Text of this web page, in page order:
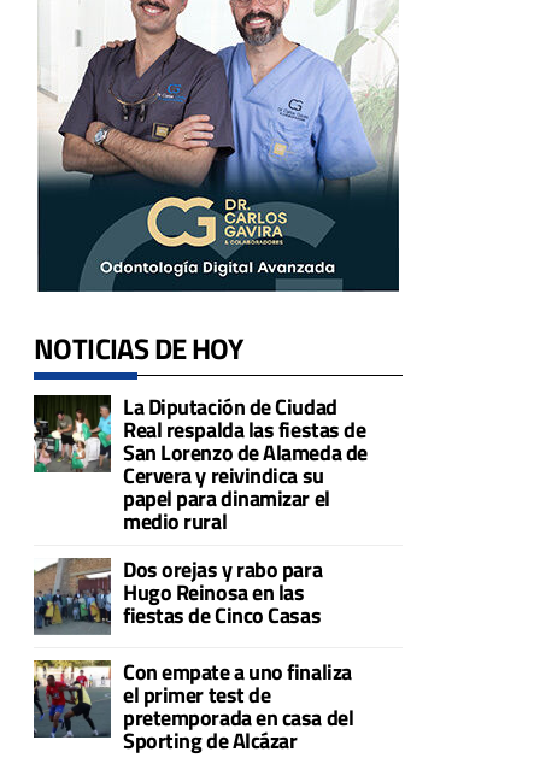
NOTICIAS DE HOY
La Diputación de Ciudad
Real respalda las fiestas de
San Lorenzo de Alameda de
Cervera y reivindica su
papel para dinamizar el
medio rural
Dos orejas y rabo para
Hugo Reinosa en las
fiestas de Cinco Casas
Con empate a uno finaliza
el primer test de
pretemporada en casa del
Sporting de Alcázar